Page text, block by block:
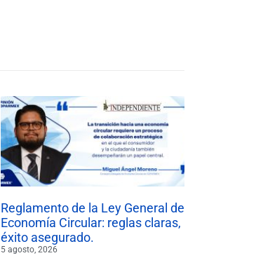
Reglamento de la Ley General de
Economía Circular: reglas claras,
éxito asegurado.
5 agosto, 2026